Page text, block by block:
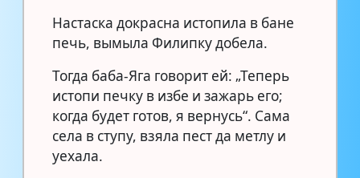
Настаска докрасна истопила в бане
печь, вымыла Филипку добела.
Тогда баба-Яга говорит ей: „Теперь
истопи печку в избе и зажарь его;
когда будет готов, я вернусь“. Сама
села в ступу, взяла пест да метлу и
уехала.